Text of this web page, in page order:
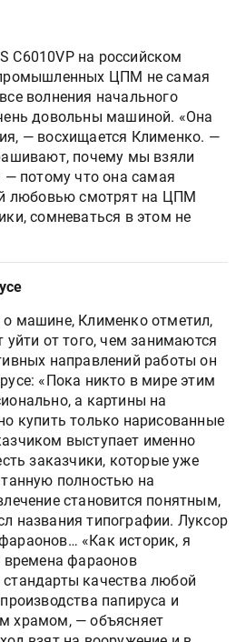
C6010VP на российском
ЦПМ не самая
волнения начального
довольны машиной. «Она
— восхищается Клименко. —
почему мы взяли
— потому что она самая
любовью смотрят на ЦПМ
сомневаться в этом не
машине, Клименко отметил,
уйти от того, чем занимаются
направлений работы он
«Пока никто в мире этим
а картины на
купить только нарисованные
выступает именно
заказчики, которые уже
полностью на
становится понятным,
названия типографии. Луксор
«Как историк, я
времена фараонов
качества любой
папируса и
храмом, — объясняет